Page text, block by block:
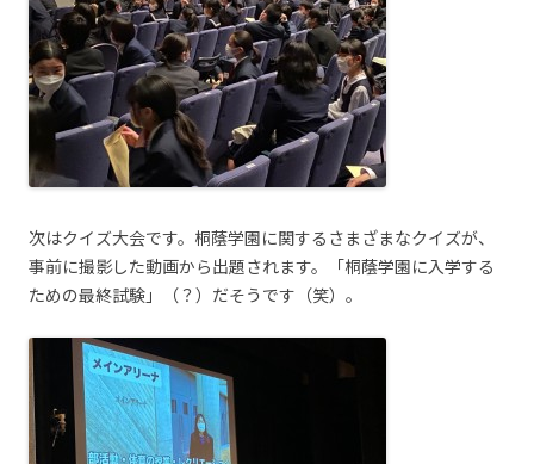
次はクイズ大会です。桐蔭学園に関するさまざまなクイズが、
事前に撮影した動画から出題されます。「桐蔭学園に入学する
ための最終試験」（？）だそうです（笑）。